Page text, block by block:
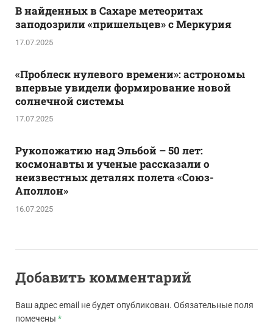
В найденных в Сахаре метеоритах
заподозрили «пришельцев» с Меркурия
17.07.2025
«Проблеск нулевого времени»: астрономы
впервые увидели формирование новой
солнечной системы
17.07.2025
Рукопожатию над Эльбой – 50 лет:
космонавты и ученые рассказали о
неизвестных деталях полета «Союз-
Аполлон»
16.07.2025
Добавить комментарий
Ваш адрес email не будет опубликован. Обязательные поля
помечены *